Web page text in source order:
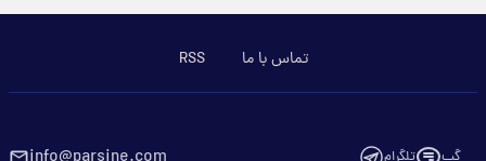
تماس با ما RSS